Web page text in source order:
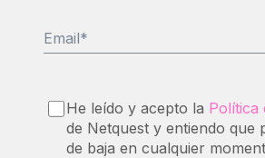
Email*
He leído y acepto la Política
de Netquest y entiendo que
de baja en cualquier